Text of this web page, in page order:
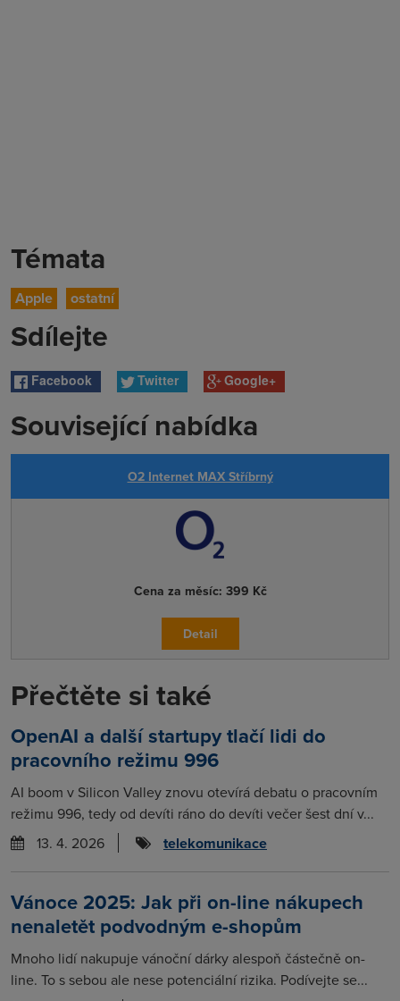
Témata
Apple ostatní
Sdílejte
Facebook Twitter Google+
Související nabídka
O2 Internet MAX Stříbrný
Cena za měsíc: 399 Kč
Detail
Přečtěte si také
OpenAI a další startupy tlačí lidi do
pracovního režimu 996
AI boom v Silicon Valley znovu otevírá debatu o pracovním
režimu 996, tedy od devíti ráno do devíti večer šest dní v...
13. 4. 2026
telekomunikace
Vánoce 2025: Jak při on-line nákupech
nenaletět podvodným e-shopům
Mnoho lidí nakupuje vánoční dárky alespoň částečně on-
line. To s sebou ale nese potenciální rizika. Podívejte se...